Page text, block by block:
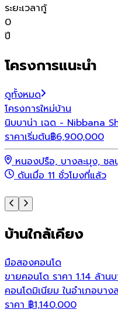
ระยะเวลากู้
0
ปี
โครงการแนะนำ
ดูทั้งหมด
โครงการใหม่บ้าน
นิบบาน่า เฉด - Nibbana
ราคาเริ่มต้น฿6,900,000
หนองปรือ, บางละมุง, ชล
ดันเมื่อ 11 ชั่วโมงที่แล้ว
บ้านใกล้เคียง
มือสองคอนโด
ขายคอนโด ราคา 1.14 ล้าน
คอนโดมิเนียม ในอำเภอบาง
ราคา ฿1,140,000